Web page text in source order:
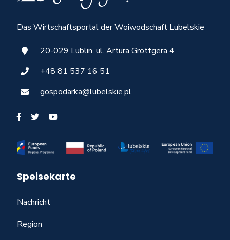
Das Wirtschaftsportal der Woiwodschaft Lubelskie
20-029 Lublin, ul. Artura Grottgera 4
+48 81 537 16 51
gospodarka@lubelskie.pl
Speisekarte
Nachricht
Region